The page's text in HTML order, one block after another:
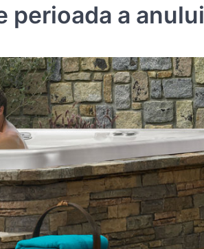
perioada a anului